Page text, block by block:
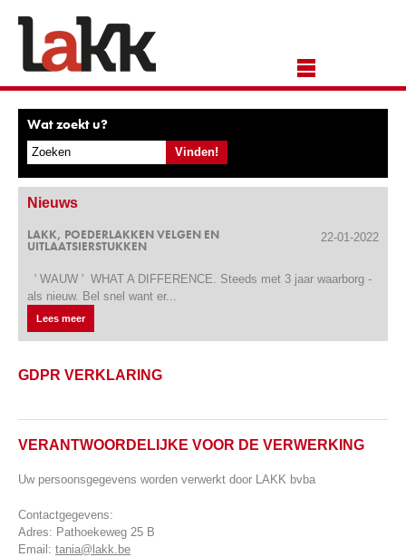
Wat zoekt u?
Nieuws
22-01-2022
LAKK, POEDERLAKKEN VELGEN EN
UITLAATSIERSTUKKEN
' WAUW ' WHAT A DIFFERENCE. Steeds met 3 jaar waarborg -
als nieuw. Bel snel want er...
Lees meer
GDPR VERKLARING
VERANTWOORDELIJKE VOOR DE VERWERKING
Uw persoonsgegevens worden verwerkt door LAKK bvba
Contactgegevens:
Adres: Pathoekeweg 25 B
Email: tania@lakk.be